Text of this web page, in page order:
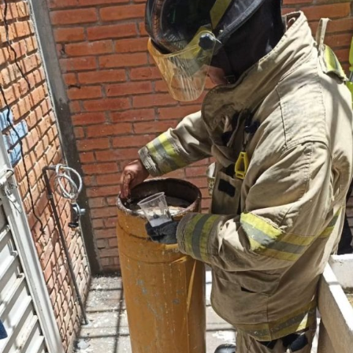
problemática por el desvío de agua residual que afectaba
a más de una docena de viviendas.
En la colonia La Virgen, se colocó una rejilla para el
desfogue ordenado del agua de lluvia, así mismo, en
la colonia Valle de San Isidro, a un costado de la
Unidad Administrativa Municipal, se construyeron dos
rejillas pluviales y
se conectó la línea de drenaje para acabar con
encharcamientos en temporada de lluvias, que afectaba la
movilidad de personas y automóviles en la zona.